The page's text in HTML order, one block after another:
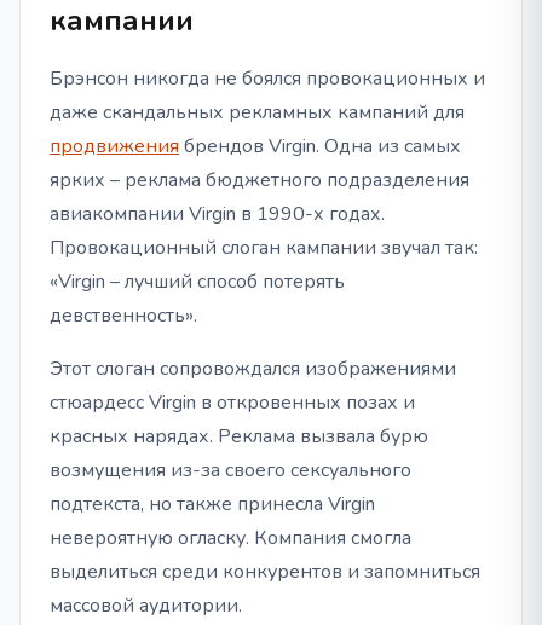
кампании
Брэнсон никогда не боялся провокационных и
даже скандальных рекламных кампаний для
продвижения брендов Virgin. Одна из самых
ярких – реклама бюджетного подразделения
авиакомпании Virgin в 1990-х годах.
Провокационный слоган кампании звучал так:
«Virgin – лучший способ потерять
девственность».
Этот слоган сопровождался изображениями
стюардесс Virgin в откровенных позах и
красных нарядах. Реклама вызвала бурю
возмущения из-за своего сексуального
подтекста, но также принесла Virgin
невероятную огласку. Компания смогла
выделиться среди конкурентов и запомниться
массовой аудитории.